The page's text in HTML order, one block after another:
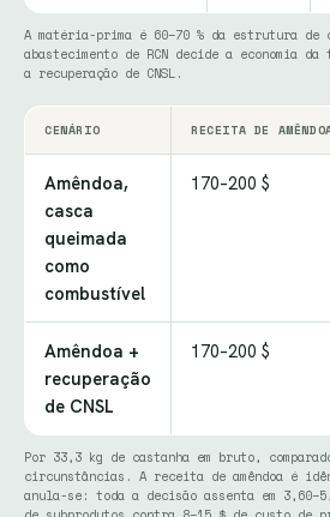
A matéria-prima é 60–70 % da estrutura
abastecimento de RCN decide a economia
a recuperação de CNSL.
CENÁRIO RECEITA DE
Amêndoa,
casca
queimada
como
combustível
170–200 $
Amêndoa +
recuperação
de CNSL
170–200 $
Por 33,3 kg de castanha em bruto,
circunstâncias. A receita de amêndoa é
anula-se: toda a decisão assenta em